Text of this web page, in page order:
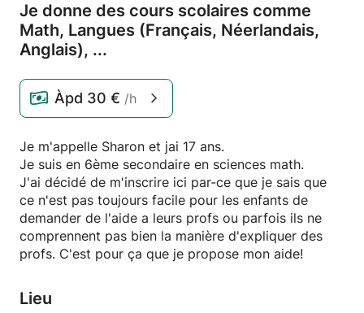
Je donne des cours scolaires comme
Math, Langues (Français, Néerlandais,
Anglais), ...
Àpd 30 € /h
Je m'appelle Sharon et jai 17 ans.
Je suis en 6ème secondaire en sciences math.
J'ai décidé de m'inscrire ici par-ce que je sais que
ce n'est pas toujours facile pour les enfants de
demander de l'aide a leurs profs ou parfois ils ne
comprennent pas bien la manière d'expliquer des
profs. C'est pour ça que je propose mon aide!
Lieu